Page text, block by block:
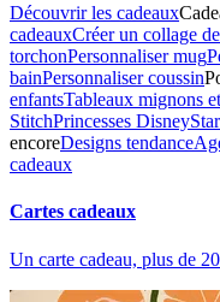
Découvrir les cadeaux
cadeauxCréer un collage
torchonPersonnaliser mug
bainPersonnaliser coussin
enfantsTableaux mignons
StitchPrincesses Disney
encoreDesigns tendance
cadeaux
Cartes cadeaux
Un carte cadeau, plus de